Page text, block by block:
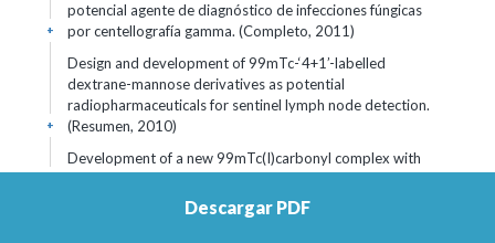
potencial agente de diagnóstico de infecciones fúngicas
por centellografía gamma. (Completo, 2011)
+
Design and development of 99mTc-‘4+1’-labelled
dextrane-mannose derivatives as potential
radiopharmaceuticals for sentinel lymph node detection.
(Resumen, 2010)
+
Development of a new 99mTc(I)carbonyl complex with
Produccion de 18F-2-fluor-desoxyglucosa (18F-FDG) en
Descargar PDF